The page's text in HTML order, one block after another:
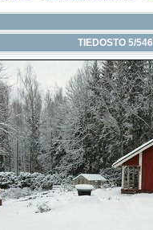
TIEDOSTO 5/546